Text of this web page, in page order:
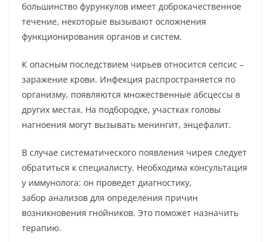
большинство фурункулов имеет доброкачественное
течение, некоторые вызывают осложнения
функционирования органов и систем.
К опасным последствием чирьев относится сепсис –
заражение крови. Инфекция распространяется по
организму, появляются множественные абсцессы в
других местах. На подбородке, участках головы
нагноения могут вызывать менингит, энцефалит.
В случае систематического появления чирея следует
обратиться к специалисту. Необходима консультация
у иммунолога: он проведет диагностику,
забор анализов для определения причин
возникновения гнойников. Это поможет назначить
терапию.